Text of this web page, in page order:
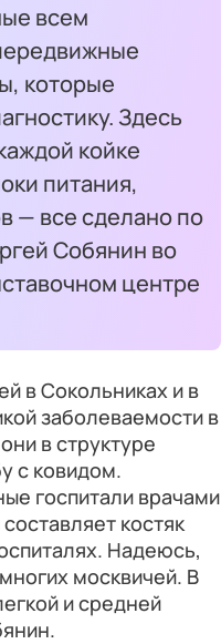
всем
которые
Здесь
койке
питания,
— все сделано по
Собянин во
центре
в Сокольниках и в
заболеваемости в
в структуре
с ковидом.
госпитали врачами
костяк
Надеюсь,
москвичей. В
и средней